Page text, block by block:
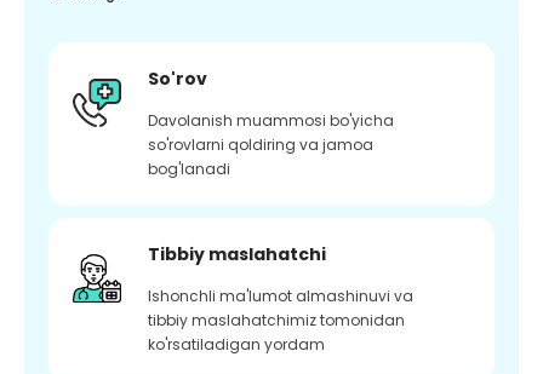
So'rov
Davolanish muammosi bo'yicha
so'rovlarni qoldiring va jamoa
bog'lanadi
Tibbiy maslahatchi
Ishonchli ma'lumot almashinuvi va
tibbiy maslahatchimiz tomonidan
ko'rsatiladigan yordam